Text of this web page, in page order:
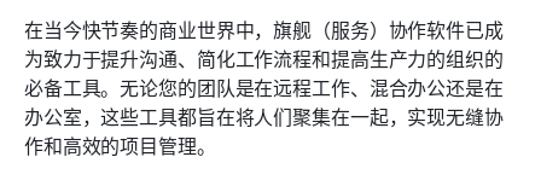
在当今快节奏的商业世界中，旗舰（服务）协作软件已成
为致力于提升沟通、简化工作流程和提高生产力的组织的
必备工具。无论您的团队是在远程工作、混合办公还是在
办公室，这些工具都旨在将人们聚集在一起，实现无缝协
作和高效的项目管理。
选择合适的旗舰版协作软件
顶级旗舰版协作软件工具
旗舰版协作软件实施最佳实践
旗舰版协作软件的未来